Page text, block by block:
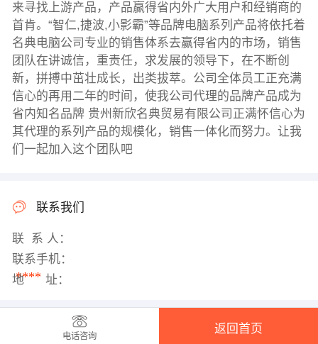
来寻找上游产品，产品赢得省内外广大用户和经销商的
首肯。“智仁,捷波,小影霸”等品牌电脑系列产品将依托着
名典电脑公司专业的销售体系去赢得省内的市场，销售
团队在讲诚信，重责任，求发展的领导下，在不断创
新，拼搏中茁壮成长，出类拔萃。公司全体员工正充满
信心的再用二年的时间，使我公司代理的品牌产品成为
省内知名品牌 贵州新欣名典贸易有限公司正满怀信心为
其代理的系列产品的规模化，销售一体化而努力。让我
们一起加入这个团队吧
联系我们
联 系 人：
联系手机：
****
地 址：
电话咨询
返回首页